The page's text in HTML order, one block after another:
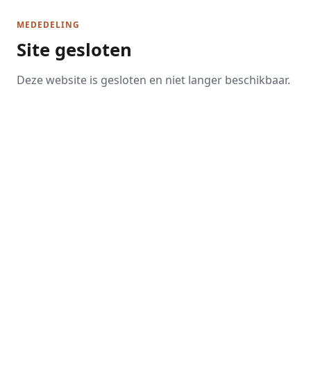
MEDEDELING
Site gesloten
Deze website is gesloten en niet langer beschikbaar.